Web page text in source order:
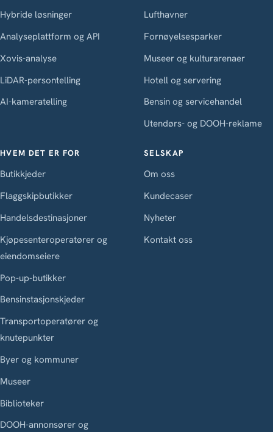
Hybride løsninger
Analyseplattform og API
Xovis-analyse
LiDAR-persontelling
AI-kameratelling
Lufthavner
Fornøyelsesparker
Museer og kulturarenaer
Hotell og servering
Bensin og servicehandel
Utendørs- og DOOH-reklame
HVEM DET ER FOR
Butikkjeder
Flaggskipbutikker
Handelsdestinasjoner
Kjøpesenteroperatører og
eiendomseiere
Pop-up-butikker
Bensinstasjonskjeder
Transportoperatører og
knutepunkter
Byer og kommuner
Museer
Biblioteker
DOOH-annonsører og
SELSKAP
Om oss
Kundecaser
Nyheter
Kontakt oss